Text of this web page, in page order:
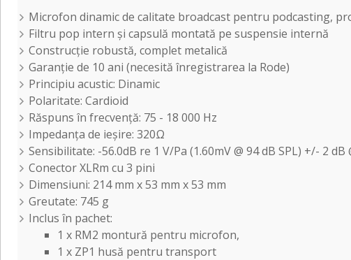
Microfon dinamic de calitate broadcast pentru podcasting,
Filtru pop intern și capsulă montată pe suspensie internă
Construcție robustă, complet metalică
Garanție de 10 ani (necesită înregistrarea la Rode)
Principiu acustic: Dinamic
Polaritate: Cardioid
Răspuns în frecvență: 75 - 18 000 Hz
Impedanța de ieșire: 320Ω
Sensibilitate: -56.0dB re 1 V/Pa (1.60mV @ 94 dB SPL) +/- 2 dB
Conector XLRm cu 3 pini
Dimensiuni: 214 mm x 53 mm x 53 mm
Greutate: 745 g
Inclus în pachet:
1 x RM2 montură pentru microfon,
1 x ZP1 husă pentru transport